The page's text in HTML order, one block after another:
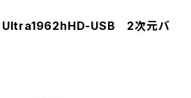
USB 2次元バ